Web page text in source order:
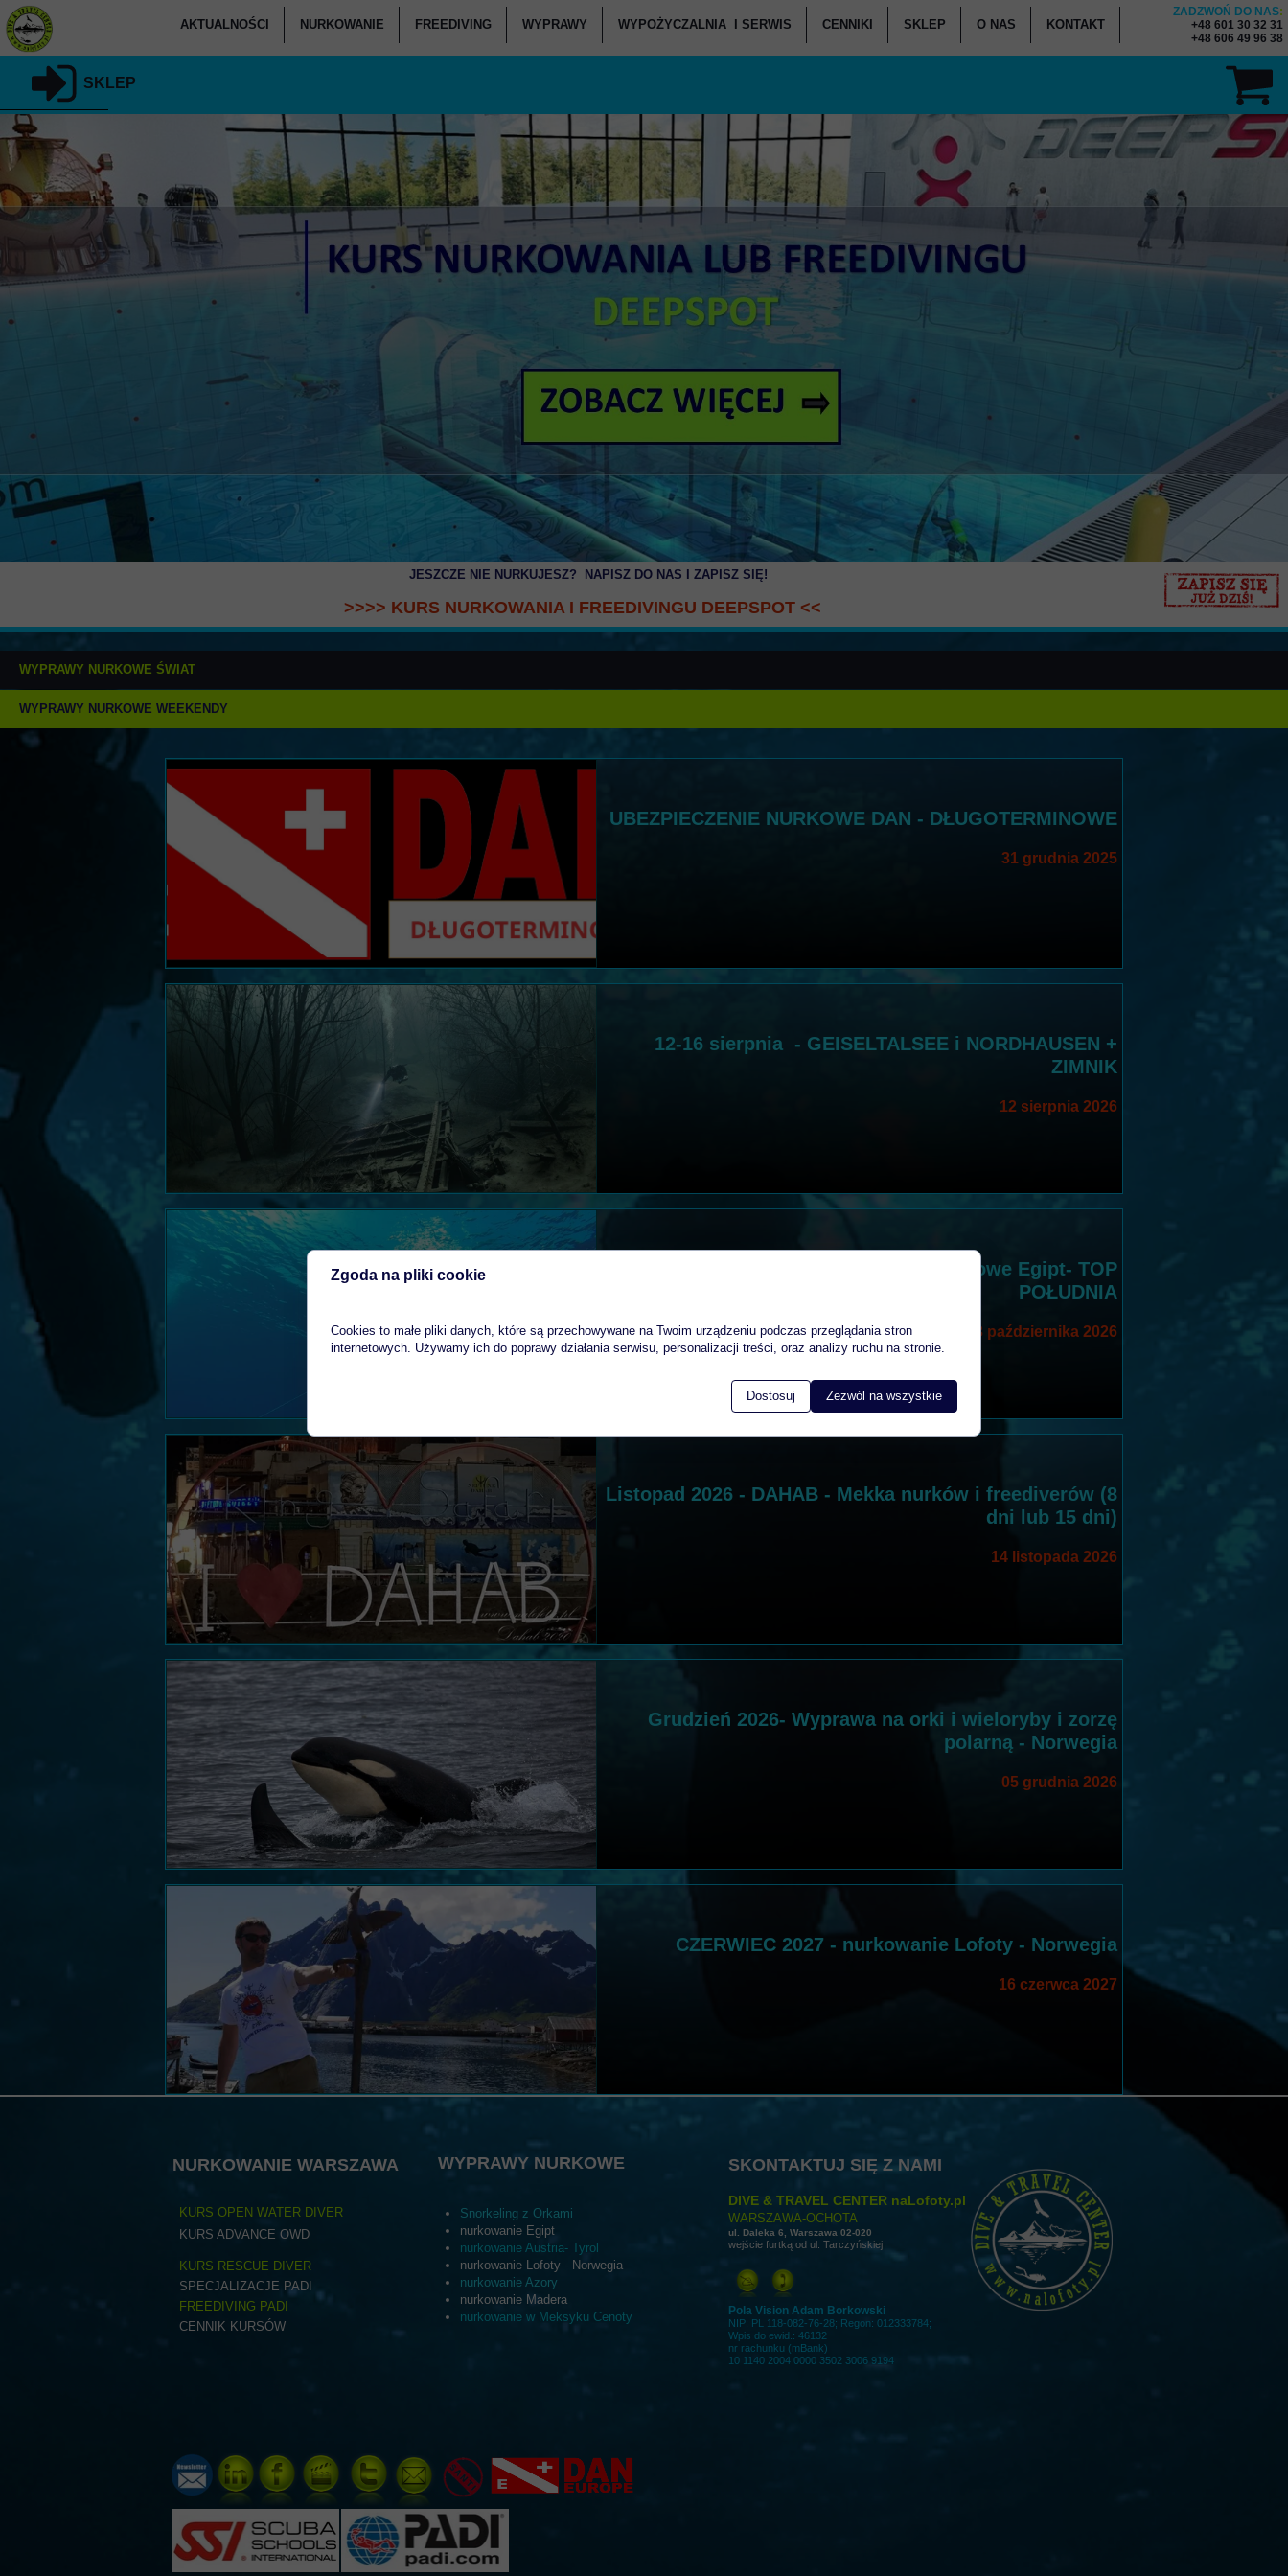
SKLEP
AKTUALNOŚCI
PODARUJ NURKOWANIE
RELACJE
KLUB NALOFOTY.PL
NURKOWANIE
KURSY SPECJALIZACJI NURKOWYCH I WARSZTATY
KURSY NURKOWANIA DEEPSPOT
KURSY NURKOWANIA DZIECI
KURSY DLA KANDYDATÓW SŁUŻB MUNDUROWYCH
NURKOWANIE W DEEPSPOT
FREEDIVING
BASENY FREEDIVINGOWE
SPRZĘT FREEDIVINGOWY
WYPRAWY
ZAPISZ SIĘ NA WYJAZD
WYPOŻYCZALNIA I SERWIS CENNIKI
CENNIK - SERWIS SPRZĘTU
SKLEP O NAS KONTAKT
ZADZWOŃ DO NAS:
+48 601 30 32 31
+48 606 49 96 38
JESZCZE NIE NURKUJESZ? NAPISZ DO NAS I ZAPISZ SIĘ!
>>>> KURS NURKOWANIA I FREEDIVINGU DEEPSPOT <<
Turystyka nurkowa świat
UBEZPIECZENIE NURKOWE DAN - DŁUGOTERMINOWE
31 grudnia 2025
12-16 sierpnia - GEISELTALSEE i NORDHAUSEN +
ZIMNIK
12 sierpnia 2026
PAŹDZIERNIK 2026 - Safari nurkowe Egipt- TOP
POŁUDNIA
03 października 2026
Listopad 2026 - DAHAB - Mekka nurków i freediverów (8
dni lub 15 dni)
14 listopada 2026
Grudzień 2026- Wyprawa na orki i wieloryby i zorzę
polarną - Norwegia
05 grudnia 2026
CZERWIEC 2027 - nurkowanie Lofoty - Norwegia
16 czerwca 2027
WYPRAWY NURKOWE ŚWIAT
WYPRAWY NURKOWE WEEKENDY
KURS OPEN WATER DIVER
CENNIK KURSÓW
FREEDIVING PADI
SPECJALIZACJE PADI
KURS RESCUE DIVER
KURS ADVANCE OWD
DIVE & TRAVEL CENTER naLofoty.pl
WARSZAWA-OCHOTA
ul. Daleka 6, Warszawa 02-020
wejście furtką od ul. Tarczyńskiej
Pola Vision Adam Borkowski
NIP: PL 118-082-76-28; Regon: 012333784;
Wpis do ewid.: 46132
nr rachunku (mBank)
10 1140 2004 0000 3502 3006 9194
Snorkeling z Orkami
nurkowanie Egipt
nurkowanie Austria- Tyrol
nurkowanie Lofoty - Norwegia
nurkowanie Azory
nurkowanie Madera
nurkowanie w Meksyku Cenoty
WYPRAWY NURKOWE SKONTAKTUJ SIĘ Z NAMI
NURKOWANIE WARSZAWA
Zgoda na pliki cookie
Cookies to małe pliki danych, które są przechowywane na Twoim urządzeniu podczas przeglądania stron
internetowych. Używamy ich do poprawy działania serwisu, personalizacji treści, oraz analizy ruchu na stronie.
Dostosuj Zezwól na wszystkie